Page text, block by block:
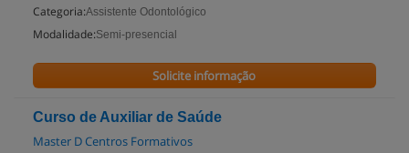
Categoria:Assistente Odontológico
Modalidade:Semi-presencial
Solicite informação
Curso de Auxiliar de Saúde
Master D Centros Formativos